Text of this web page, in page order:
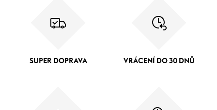
SUPER DOPRAVA VRÁCENÍ DO 30 DNŮ